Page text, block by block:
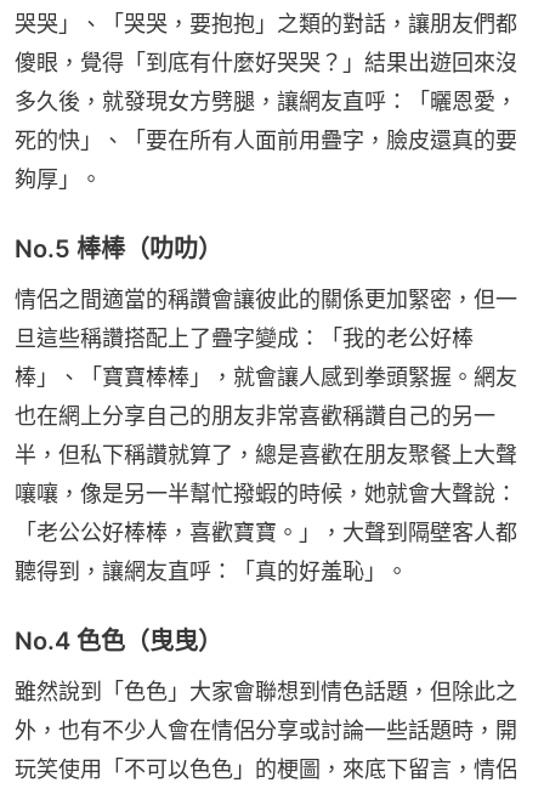
哭哭」、「哭哭，要抱抱」之類的對話，讓朋友們都
傻眼，覺得「到底有什麼好哭哭？」結果出遊回來沒
多久後，就發現女方劈腿，讓網友直呼：「曬恩愛，
死的快」、「要在所有人面前用疊字，臉皮還真的要
夠厚」。
No.5 棒棒（叻叻）
情侶之間適當的稱讚會讓彼此的關係更加緊密，但一
旦這些稱讚搭配上了疊字變成：「我的老公好棒
棒」、「寶寶棒棒」，就會讓人感到拳頭緊握。網友
也在網上分享自己的朋友非常喜歡稱讚自己的另一
半，但私下稱讚就算了，總是喜歡在朋友聚餐上大聲
嚷嚷，像是另一半幫忙撥蝦的時候，她就會大聲說：
「老公公好棒棒，喜歡寶寶。」，大聲到隔壁客人都
聽得到，讓網友直呼：「真的好羞恥」。
No.4 色色（曳曳）
雖然說到「色色」大家會聯想到情色話題，但除此之
外，也有不少人會在情侶分享或討論一些話題時，開
玩笑使用「不可以色色」的梗圖，來底下留言，情侶